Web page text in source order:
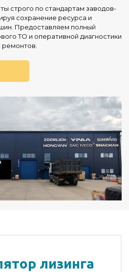
строго по стандартам заводов-
сохранение ресурса и
Предоставляем полный
ТО и оперативной диагностики
ремонтов.
лизинга